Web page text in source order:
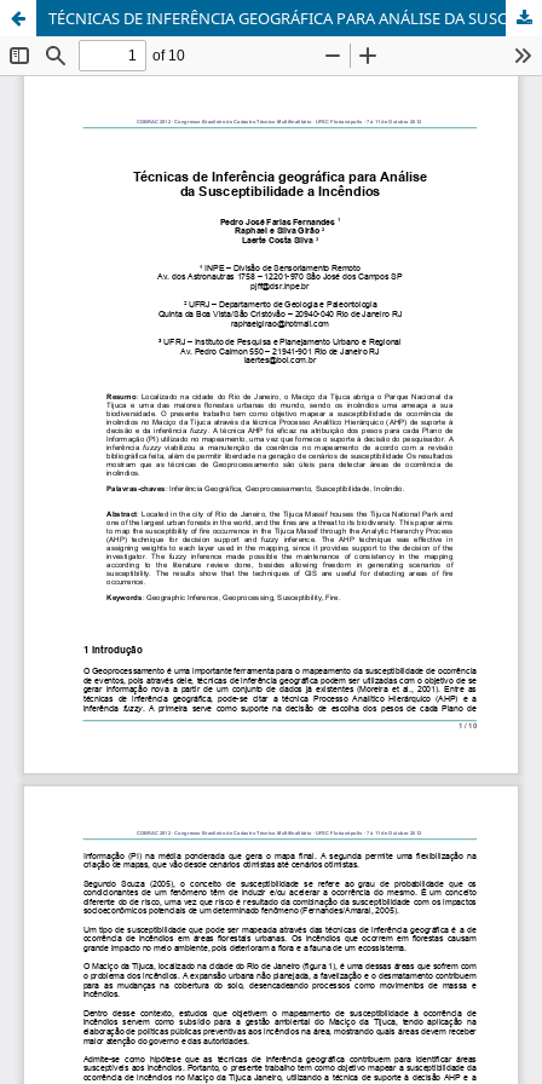
TÉCNICAS DE INFERÊNCIA GEOGRÁFICA PARA ANÁLISE DA SUSCEPTIBILIDADE A INCÊNDIOS